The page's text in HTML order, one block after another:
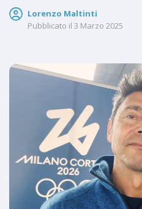
Lorenzo Maltinti
Pubblicato il 3 Marzo 2025